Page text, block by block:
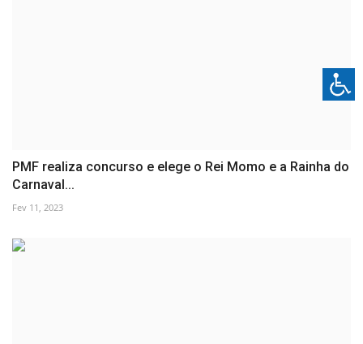
PMF realiza concurso e elege o Rei Momo e a Rainha do
Carnaval...
Fev 11, 2023